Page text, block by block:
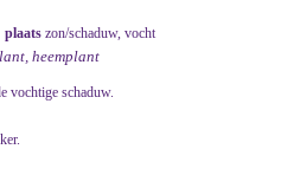
plaats zon/schaduw, vocht
heemplant
vochtige schaduw.